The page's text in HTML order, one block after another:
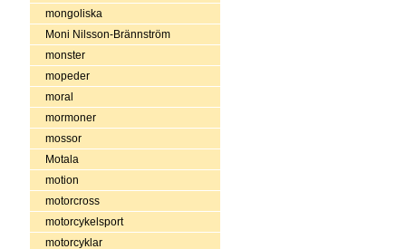
mongoliska
Moni Nilsson-Brännström
monster
mopeder
moral
mormoner
mossor
Motala
motion
motorcross
motorcykelsport
motorcyklar